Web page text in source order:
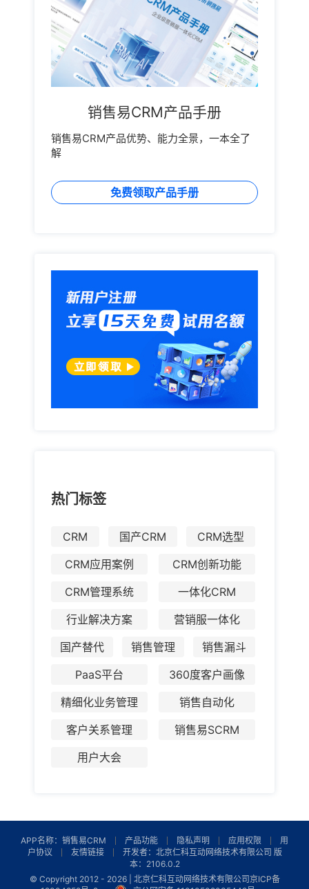
销售易CRM产品手册
销售易CRM产品优势、能力全景，一本全了
解
免费领取产品手册
热门标签
CRM 国产CRM
CRM选型
CRM应用案例
CRM创新功能
CRM管理系统
一体化CRM
行业解决方案
营销服一体化
国产替代
销售管理
销售漏斗
PaaS平台
360度客户画像
精细化业务管理
销售自动化
客户关系管理
销售易SCRM
用户大会
APP名称：销售易CRM 产品功能 隐私声明 应用权限
用
户协议
友情链接
开发者：北京仁科互动网络技术有限公司 版
本：2106.0.2
© Copyright 2012 - 2026 | 北京仁科互动网络技术有限公司京ICP备